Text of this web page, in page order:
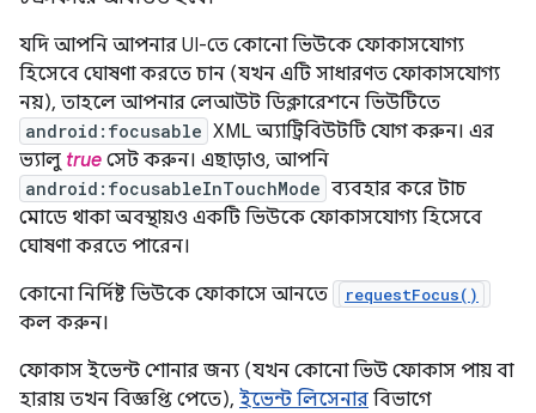
যদি আপনি আপনার UI-তে কোনো ভিউকে ফোকাসযোগ্য
হিসেবে ঘোষণা করতে চান (যখন এটি সাধারণত ফোকাসযোগ্য
নয়), তাহলে আপনার লেআউট ডিক্লারেশনে ভিউটিতে
android:focusable XML অ্যাট্রিবিউটটি যোগ করুন। এর
ভ্যালু true সেট করুন। এছাড়াও, আপনি
android:focusableInTouchMode ব্যবহার করে টাচ
মোডে থাকা অবস্থায়ও একটি ভিউকে ফোকাসযোগ্য হিসেবে
ঘোষণা করতে পারেন।
কোনো নির্দিষ্ট ভিউকে ফোকাসে আনতে
requestFocus()
কল করুন।
ফোকাস ইভেন্ট শোনার জন্য (যখন কোনো ভিউ ফোকাস পায় বা
হারায় তখন বিজ্ঞপ্তি পেতে), ইভেন্ট লিসেনার বিভাগে